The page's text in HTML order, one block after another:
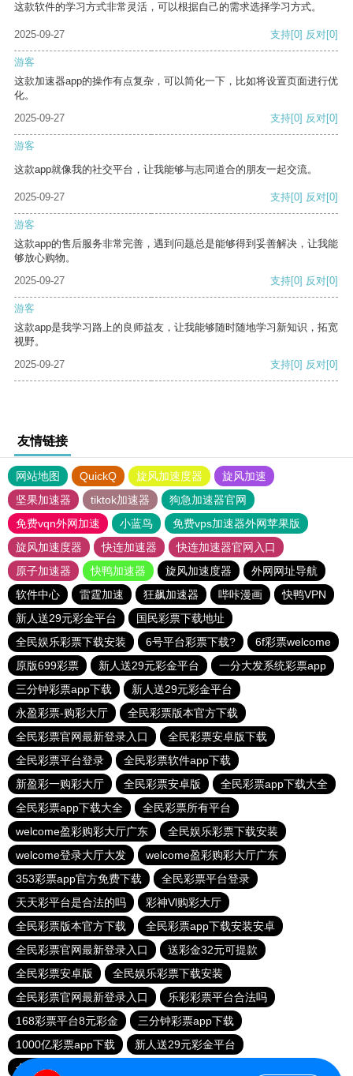
这款软件的学习方式非常灵活，可以根据自己的需求选择学习方式。
2025-09-27 支持[0] 反对[0]
游客
这款加速器app的操作有点复杂，可以简化一下，比如将设置页面进行优
化。
2025-09-27
支持[0] 反对[0]
游客
这款app就像我的社交平台，让我能够与志同道合的朋友一起交流。
2025-09-27 支持[0] 反对[0]
游客
这款app的售后服务非常完善，遇到问题总是能够得到妥善解决，让我能
够放心购物。
2025-09-27
支持[0] 反对[0]
游客
这款app是我学习路上的良师益友，让我能够随时随地学习新知识，拓宽
视野。
2025-09-27
支持[0] 反对[0]
友情链接
网站地图 QuickQ 旋风加速度器
旋风加速
坚果加速器
tiktok加速器
狗急加速器官网
免费vqn外网加速
小蓝鸟
免费vps加速器外网苹果版
旋风加速度器
快连加速器
快连加速器官网入口
原子加速器
快鸭加速器 旋风加速度器
外网网址导航
软件中心
雷霆加速 狂飙加速器 哔咔漫画
快鸭VPN
新人送29元彩金平台
国民彩票下载地址
全民娱乐彩票下载安装
6号平台彩票下载?
6f彩票welcome
原版699彩票
新人送29元彩金平台
一分大发系统彩票app
三分钟彩票app下载
新人送29元彩金平台
永盈彩票-购彩大厅
全民彩票版本官方下载
全民彩票官网最新登录入口
全民彩票安卓版下载
全民彩票平台登录
全民彩票软件app下载
新盈彩一购彩大厅
全民彩票安卓版
全民彩票app下载大全
全民彩票app下载大全
全民彩票所有平台
welcome盈彩购彩大厅广东
全民娱乐彩票下载安装
welcome登录大厅大发
welcome盈彩购彩大厅广东
353彩票app官方免费下载
全民彩票平台登录
天天彩平台是合法的吗
彩神Vl购彩大厅
全民彩票版本官方下载
全民彩票app下载安装安卓
全民彩票官网最新登录入口
送彩金32元可提款
全民彩票安卓版
全民娱乐彩票下载安装
全民彩票官网最新登录入口
乐彩彩票平台合法吗
168彩票平台8元彩金
三分钟彩票app下载
1000亿彩票app下载
新人送29元彩金平台
全民彩票app下载安装安卓